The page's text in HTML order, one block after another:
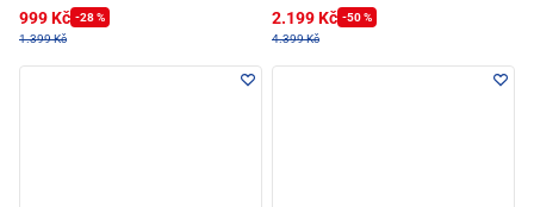
999 Kč -28 %
1.399 Kč
2.199 Kč -50 %
4.399 Kč